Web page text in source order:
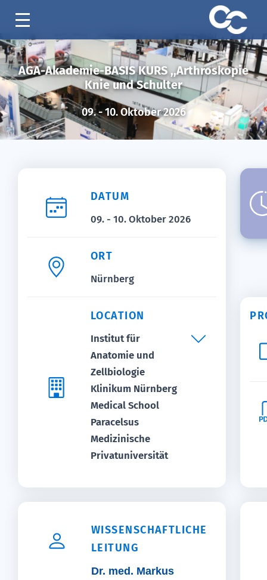
AGA-Akademie-BASIS KURS ,,Arthroskopie
Knie und Schulter
09. - 10. Oktober 2026
DATUM
09. - 10. Oktober 2026
ORT
Nürnberg
LOCATION
Institut für
Anatomie und
Zellbiologie
Klinikum Nürnberg
Medical School
Paracelsus
Medizinische
Privatuniversität
WISSENSCHAFTLICHE
LEITUNG
Dr. med. Markus